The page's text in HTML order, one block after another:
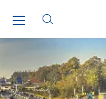
Getelec Martinique
Gétéo
Greenaffair
GT Morbihan
GT Vendée